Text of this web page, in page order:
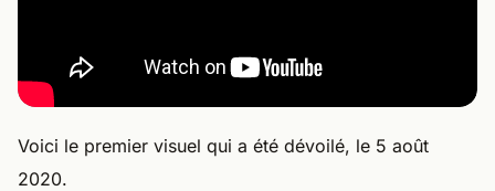
Voici le premier visuel qui a été dévoilé, le 5 août
2020.